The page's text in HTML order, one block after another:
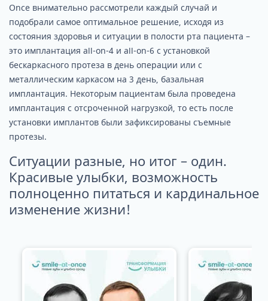
Once внимательно рассмотрели каждый случай и
подобрали самое оптимальное решение, исходя из
состояния здоровья и ситуации в полости рта пациента –
это имплантация all-on-4 и all-on-6 с установкой
бескаркасного протеза в день операции или с
металлическим каркасом на 3 день, базальная
имплантация. Некоторым пациентам была проведена
имплантация с отсроченной нагрузкой, то есть после
установки имплантов были зафиксированы съемные
протезы.
Ситуации разные, но итог – один.
Красивые улыбки, возможность
полноценно питаться и кардинальное
изменение жизни!